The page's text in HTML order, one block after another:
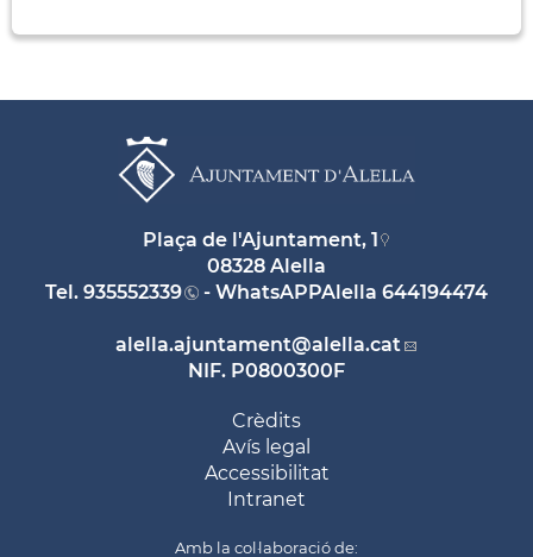
Plaça de l'Ajuntament, 1
08328 Alella
Tel. 935552339 - WhatsAPPAlella 644194474
alella.ajuntament@alella.cat
NIF. P0800300F
Crèdits
Avís legal
Accessibilitat
Intranet
Amb la col·laboració de: